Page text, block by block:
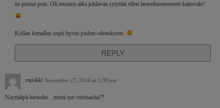
ne pinnat pois. Oli muuten aika juhlavaa sytyttää eilen lastenhuoneeseen kattovalo!
Kullan kimallus sopii hyvin joulun odotukseen.
REPLY
maikki November 27, 2016 at 3:39 pm
Näyttääpä hienolta…mistä tuo viirinauha??